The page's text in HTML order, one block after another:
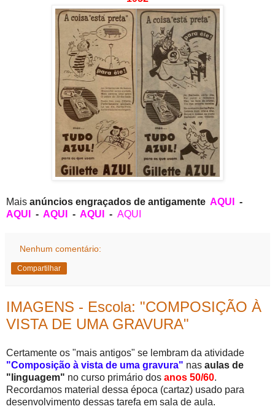
Mais anúncios engraçados de antigamente AQUI
-
AQUI
- AQUI - AQUI - AQUI
Nenhum comentário:
Compartilhar
IMAGENS - Escola: "COMPOSIÇÃO À
VISTA DE UMA GRAVURA"
Certamente os "mais antigos" se lembram da atividade
"Composição à vista de uma gravura" nas aulas de
"linguagem" no curso primário dos anos 50/60.
Recordamos material dessa época (cartaz) usado para
desenvolvimento dessas tarefa em sala de aula.